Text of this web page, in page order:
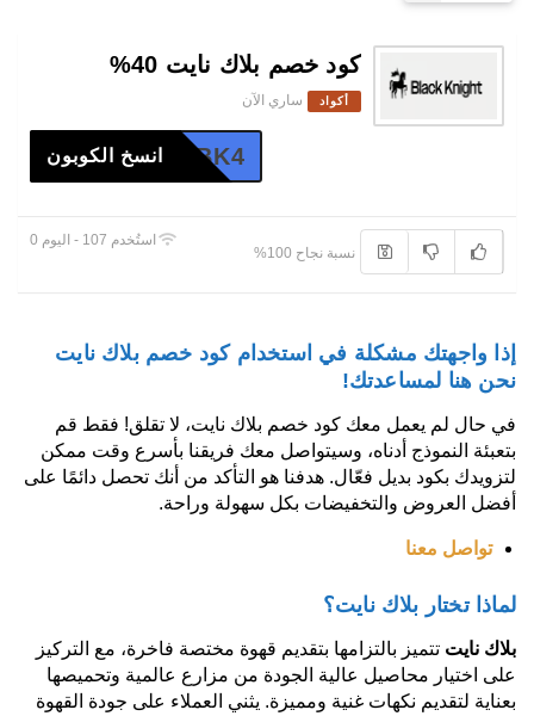
كود خصم بلاك نايت 40%
أكواد ساري الآن
BK4 انسخ الكوبون
استُخدم 107 - اليوم 0
نسبة نجاح 100%
إذا واجهتك مشكلة في استخدام كود خصم بلاك نايت
نحن هنا لمساعدتك!
في حال لم يعمل معك كود خصم بلاك نايت، لا تقلق! فقط قم
بتعبئة النموذج أدناه، وسيتواصل معك فريقنا بأسرع وقت ممكن
لتزويدك بكود بديل فعّال. هدفنا هو التأكد من أنك تحصل دائمًا على
أفضل العروض والتخفيضات بكل سهولة وراحة.
تواصل معنا
لماذا تختار بلاك نايت؟
بلاك نايت تتميز بالتزامها بتقديم قهوة مختصة فاخرة، مع التركيز
على اختيار محاصيل عالية الجودة من مزارع عالمية وتحميصها
بعناية لتقديم نكهات غنية ومميزة. يثني العملاء على جودة القهوة